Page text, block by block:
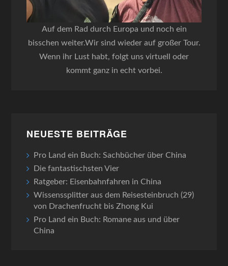
Auf dem Rad durch Europa und noch ein
bisschen weiter.Wir sind wieder auf großer Tour.
Wenn ihr Lust habt, folgt uns virtuell oder
kommt ganz in echt vorbei.
NEUESTE BEITRÄGE
Pro Land ein Buch: Sachbücher über China
Die fantastischsten Vier
Ratgeber: Eisenbahnfahren in China
Wissenssplitter aus dem Reisesteinbruch (29)
von Drachenfrucht bis Zhong Kui
Pro Land ein Buch: Romane aus und über
China